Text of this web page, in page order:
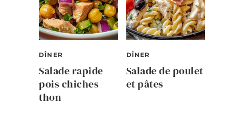
DÎNER
Salade rapide
pois chiches
thon
DÎNER
Salade de poulet
et pâtes